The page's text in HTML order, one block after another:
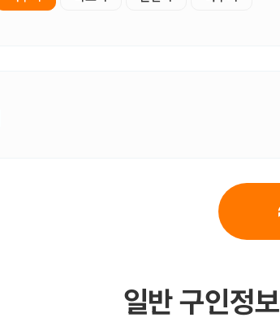
일반 구인정보